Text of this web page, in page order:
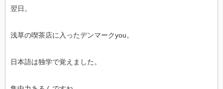
翌日。
浅草の喫茶店に入ったデンマークyou。
日本語は独学で覚えました。